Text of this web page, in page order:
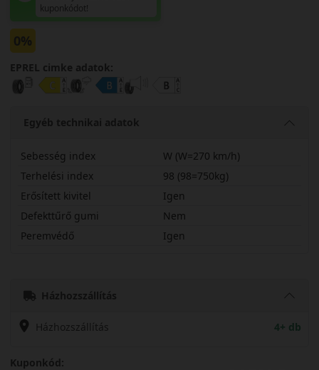
kuponkódot!
0%
EPREL cimke adatok:
Egyéb technikai adatok
Sebesség index
W (W=270 km/h)
Terhelési index
98 (98=750kg)
Erősített kivitel
Igen
Defekttűrő gumi
Nem
Peremvédő
Igen
Házhozszállítás
Házhozszállítás 4+ db
Kuponkód: